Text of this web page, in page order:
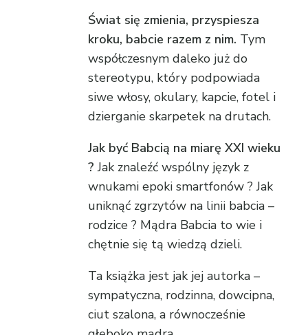
Świat się zmienia, przyspiesza
kroku, babcie razem z nim. Tym
współczesnym daleko już do
stereotypu, który podpowiada
siwe włosy, okulary, kapcie, fotel i
dzierganie skarpetek na drutach.
Jak być Babcią na miarę XXI wieku
? Jak znaleźć wspólny język z
wnukami epoki smartfonów ? Jak
uniknąć zgrzytów na linii babcia –
rodzice ? Mądra Babcia to wie i
chętnie się tą wiedzą dzieli.
Ta książka jest jak jej autorka –
sympatyczna, rodzinna, dowcipna,
ciut szalona, a równocześnie